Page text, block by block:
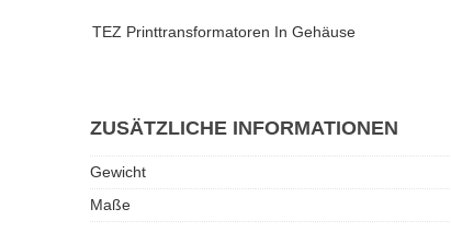
TEZ Printtransformatoren In Gehäuse
ZUSÄTZLICHE INFORMATIONEN
Gewicht
Maße